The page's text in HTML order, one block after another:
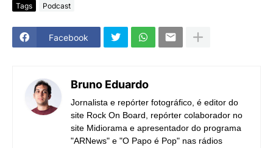
Tags Podcast
Facebook
Bruno Eduardo
Jornalista e repórter fotográfico, é editor do
site Rock On Board, repórter colaborador no
site Midiorama e apresentador do programa
"ARNews" e "O Papo é Pop" nas rádios